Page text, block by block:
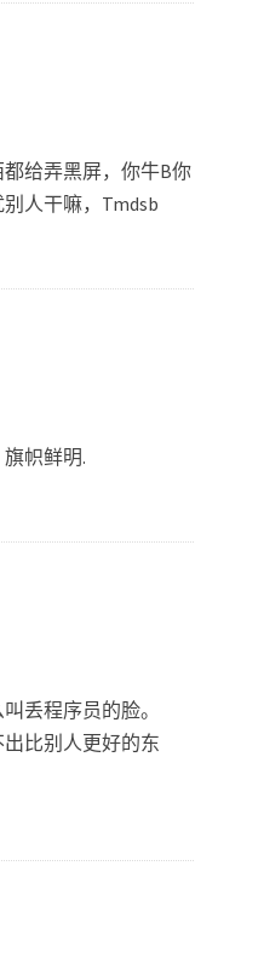
给弄黑屏，你牛B你
人干嘛，Tmdsb
帜鲜明.
丢程序员的脸。
比别人更好的东